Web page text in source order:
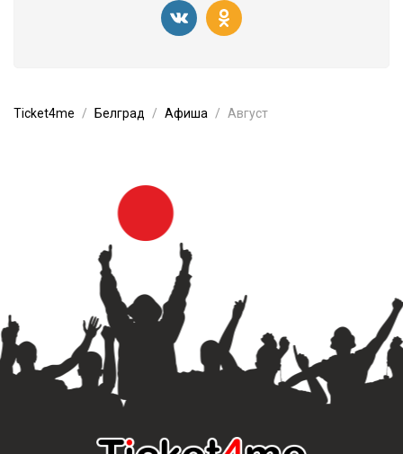
Ticket4me Белград Афиша Август